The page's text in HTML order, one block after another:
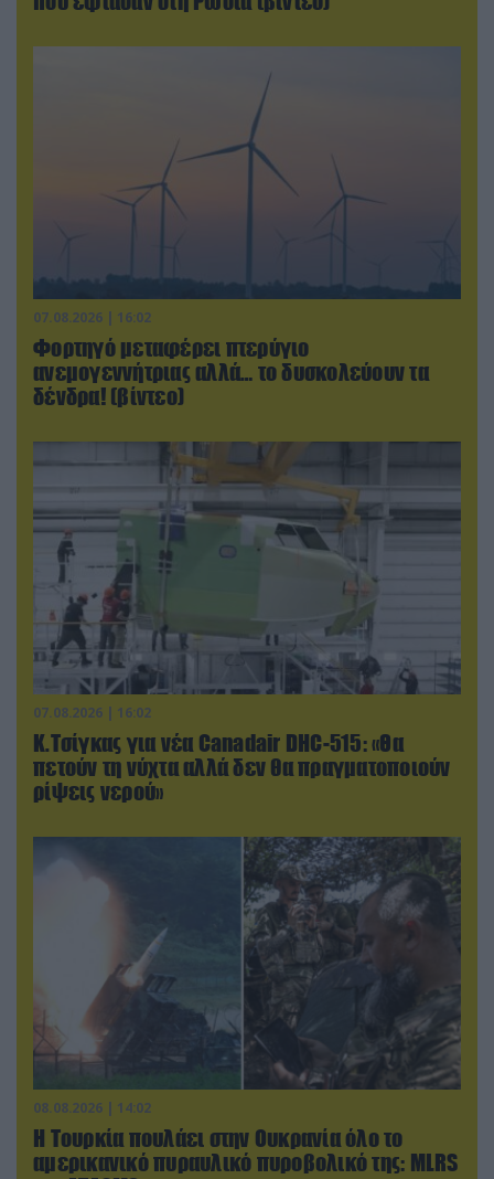
07.08.2026 | 16:02
Φορτηγό μεταφέρει πτερύγιο
ανεμογεννήτριας αλλά… το δυσκολεύουν τα
δένδρα! (βίντεο)
07.08.2026 | 16:02
Κ.Τσίγκας για νέα Canadair DHC-515: «Θα
πετούν τη νύχτα αλλά δεν θα πραγματοποιούν
ρίψεις νερού»
08.08.2026 | 14:02
Η Τουρκία πουλάει στην Ουκρανία όλο το
αμερικανικό πυραυλικό πυροβολικό της: MLRS